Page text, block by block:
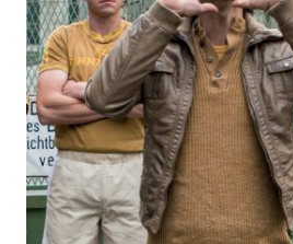
Zur Wunschliste hinzufügen
VonSchmied,Andreas
Verlag:
Hoanzl